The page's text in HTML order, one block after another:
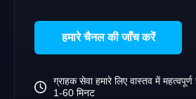
हमारे चैनल की जाँच करें
ग्राहक सेवा हमारे लिए वास्तव में
1-60 मिनट